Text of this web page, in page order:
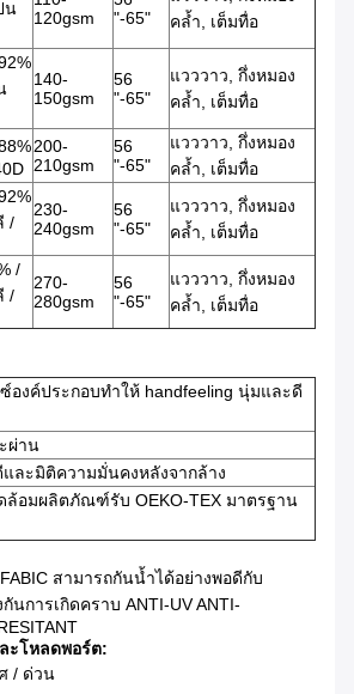
น
120gsm
"-65"
คล้ำ, เต็มทื่อ
140-
150gsm
56
"-65"
แวววาว, กึ่งหมอง
คล้ำ, เต็มทื่อ
200-
210gsm
56
"-65"
แวววาว, กึ่งหมอง
คล้ำ, เต็มทื่อ
/
230-
240gsm
56
"-65"
แวววาว, กึ่งหมอง
คล้ำ, เต็มทื่อ
/
/
270-
280gsm
56
"-65"
แวววาว, กึ่งหมอง
คล้ำ, เต็มทื่อ
องค์ประกอบทำให้ handfeeling นุ่มและดี
ผ่าน
ละมิติความมั่นคงหลังจากล้าง
ล้อมผลิตภัณฑ์รับ OEKO-TEX มาตรฐาน
FABIC สามารถกันน้ำได้อย่างพอดีกับ
การเกิดคราบ ANTI-UV ANTI-
ะโหลดพอร์ต:
/ ด่วน